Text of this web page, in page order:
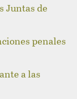
Juntas de
penales
a las